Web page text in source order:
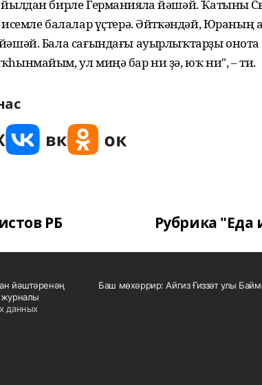
бирле Германияла йәшәй. Ҡатыны
балалар үҫтерә. Әйткәндәй, Юраның
Бала сағындағы ауырлыҡтарҙы
ул миңә бар ни ҙә, юҡ ни", – ти.
РБ Рубрика "Еда
йәштәренәң
данных
Баш мөхәррир: Айгиз Ғиззәт улы